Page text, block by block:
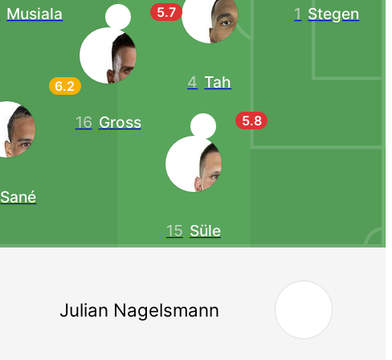
1 Stegen
4 Tah
5.8
15 Süle
5.7
16 Gross
Musiala
6.2
Sané
Julian Nagelsmann